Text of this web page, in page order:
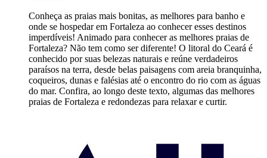
Conheça as praias mais bonitas, as melhores para banho e
onde se hospedar em Fortaleza ao conhecer esses destinos
imperdíveis! Animado para conhecer as melhores praias de
Fortaleza? Não tem como ser diferente! O litoral do Ceará é
conhecido por suas belezas naturais e reúne verdadeiros
paraísos na terra, desde belas paisagens com areia branquinha,
coqueiros, dunas e falésias até o encontro do rio com as águas
do mar. Confira, ao longo deste texto, algumas das melhores
praias de Fortaleza e redondezas para relaxar e curtir.